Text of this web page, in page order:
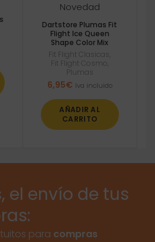
Novedad
Dartstore Plumas Fit
Flight Ice Queen
Shape Color Mix
Fit Flight Clasicas
Fit Flight Cosmo
Plumas
6,95€ Iva incluido
AÑADIR AL
CARRITO
el envío de tus
para compras